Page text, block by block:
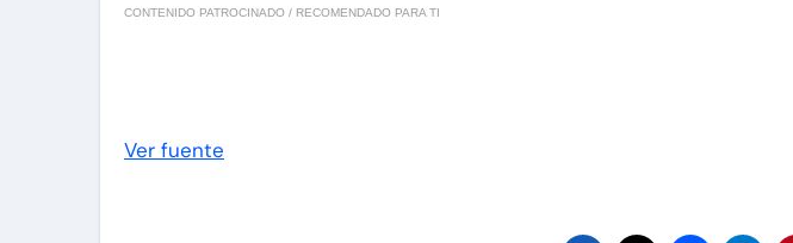
CONTENIDO PATROCINADO / RECOMENDADO PARA TI
Ver fuente